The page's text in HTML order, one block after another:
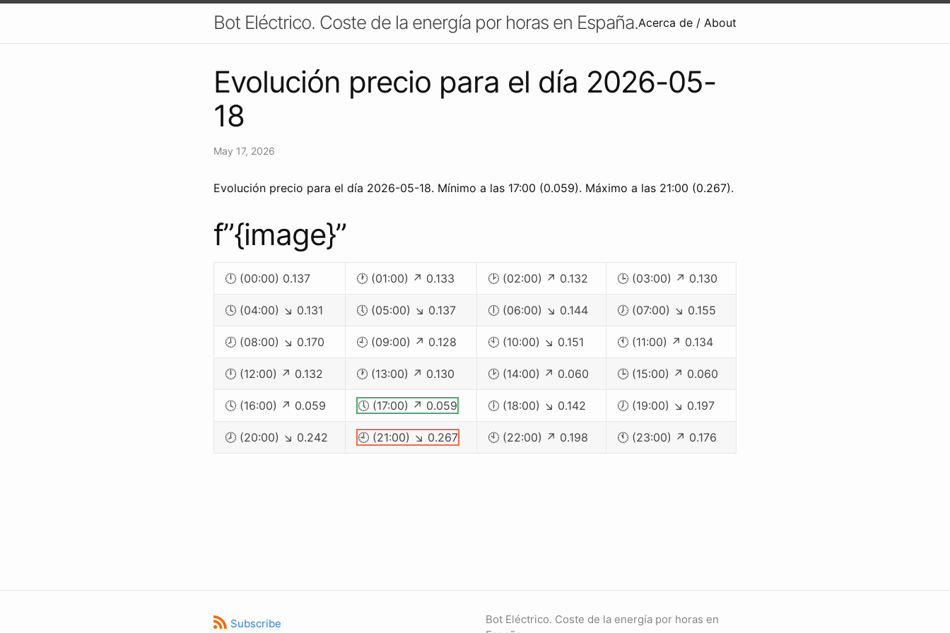
Bot Eléctrico. Coste de la energía por horas en España.Acerca de / About
Evolución precio para el día 2026-05-
18
May 17, 2026
Evolución precio para el día 2026-05-18. Mínimo a las 17:00 (0.059). Máximo a las 21:00 (0.267).
f”{image}”
🕛 (00:00) 0.137 🕐 (01:00) ↗ 0.133 🕑 (02:00) ↗ 0.132 🕒 (03:00) ↗ 0.130
🕓 (04:00) ↘ 0.131 🕔 (05:00) ↘ 0.137 🕕 (06:00) ↘ 0.144 🕖 (07:00) ↘ 0.155
🕗 (08:00) ↘ 0.170 🕘 (09:00) ↗ 0.128 🕙 (10:00) ↘ 0.151 🕚 (11:00) ↗ 0.134
🕛 (12:00) ↗ 0.132 🕐 (13:00) ↗ 0.130 🕑 (14:00) ↗ 0.060 🕒 (15:00) ↗ 0.060
🕓 (16:00) ↗ 0.059 🕔 (17:00) ↗ 0.059 🕕 (18:00) ↘ 0.142 🕖 (19:00) ↘ 0.197
🕗 (20:00) ↘ 0.242 🕘 (21:00) ↘ 0.267 🕙 (22:00) ↗ 0.198 🕚 (23:00) ↗ 0.176
Subscribe
Bot Eléctrico. Coste de la energía por horas en